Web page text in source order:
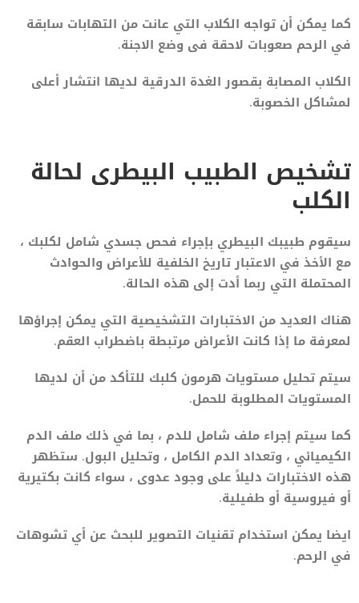
كما يمكن أن تواجه الكلاب التي عانت من التهابات سابقة
في الرحم صعوبات لاحقة فى وضع الاجنة.
الكلاب المصابة بقصور الغدة الدرقية لديها انتشار أعلى
لمشاكل الخصوبة.
تشخيص الطبيب البيطرى لحالة
الكلب
سيقوم طبيبك البيطري بإجراء فحص جسدي شامل لكلبك ،
مع الأخذ في الاعتبار تاريخ الخلفية للأعراض والحوادث
المحتملة التي ربما أدت إلى هذه الحالة.
هناك العديد من الاختبارات التشخيصية التي يمكن إجراؤها
لمعرفة ما إذا كانت الأعراض مرتبطة باضطراب العقم.
سيتم تحليل مستويات هرمون كلبك للتأكد من أن لديها
المستويات المطلوبة للحمل.
كما سيتم إجراء ملف شامل للدم ، بما في ذلك ملف الدم
الكيميائي ، وتعداد الدم الكامل ، وتحليل البول. ستظهر
هذه الاختبارات دليلاً على وجود عدوى ، سواء كانت بكتيرية
أو فيروسية أو طفيلية.
ايضا يمكن استخدام تقنيات التصوير للبحث عن أي تشوهات
في الرحم.